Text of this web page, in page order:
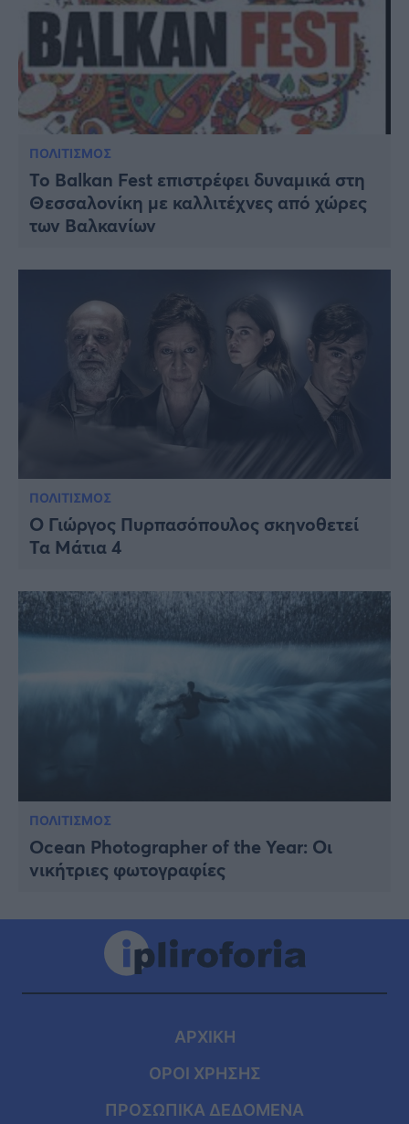
ΠΟΛΙΤΙΣΜΟΣ
Το Balkan Fest επιστρέφει δυναμικά στη
Θεσσαλονίκη με καλλιτέχνες από χώρες
των Βαλκανίων
ΠΟΛΙΤΙΣΜΟΣ
Ο Γιώργος Πυρπασόπουλος σκηνοθετεί
Τα Μάτια 4
ΠΟΛΙΤΙΣΜΟΣ
Ocean Photographer of the Year: Οι
νικήτριες φωτογραφίες
ΑΡΧΙΚΗ
ΟΡΟΙ ΧΡΗΣΗΣ
ΠΡΟΣΩΠΙΚΑ ΔΕΔΟΜΕΝΑ